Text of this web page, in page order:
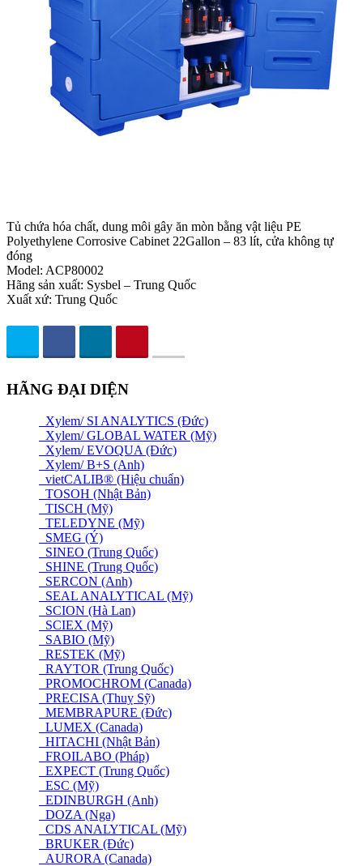
Tủ chứa hóa chất, dung môi gây ăn mòn bằng vật liệu PE
Polyethylene Corrosive Cabinet 22Gallon – 83 lít, cửa không tự
đóng
Model: ACP80002
Hãng sản xuất: Sysbel – Trung Quốc
Xuất xứ: Trung Quốc
HÃNG ĐẠI DIỆN
Xylem/ SI ANALYTICS (Đức)
Xylem/ GLOBAL WATER (Mỹ)
Xylem/ EVOQUA (Đức)
Xylem/ B+S (Anh)
vietCALIB® (Hiệu chuẩn)
TOSOH (Nhật Bản)
TISCH (Mỹ)
TELEDYNE (Mỹ)
SMEG (Ý)
SINEO (Trung Quốc)
SHINE (Trung Quốc)
SERCON (Anh)
SEAL ANALYTICAL (Mỹ)
SCION (Hà Lan)
SCIEX (Mỹ)
SABIO (Mỹ)
RESTEK (Mỹ)
RAYTOR (Trung Quốc)
PROMOCHROM (Canada)
PRECISA (Thuỵ Sỹ)
MEMBRAPURE (Đức)
LUMEX (Canada)
HITACHI (Nhật Bản)
FROILABO (Pháp)
EXPECT (Trung Quốc)
ESC (Mỹ)
EDINBURGH (Anh)
DOZA (Nga)
CDS ANALYTICAL (Mỹ)
BRUKER (Đức)
AURORA (Canada)